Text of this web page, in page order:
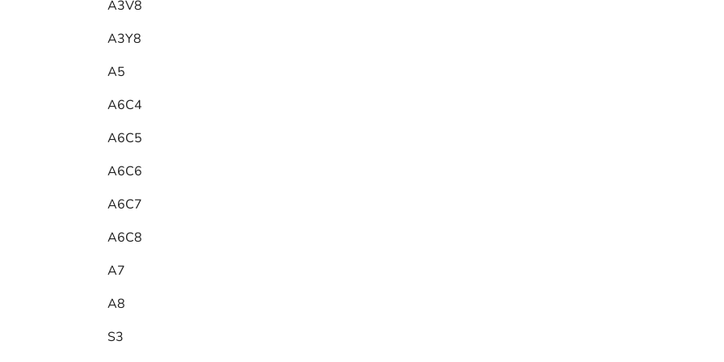
A3V8
A3Y8
A5
A6C4
A6C5
A6C6
A6C7
A6C8
A7
A8
S3